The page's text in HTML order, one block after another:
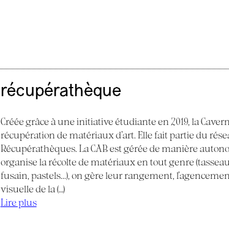
récupérathèque
Créée grâce à une initiative étudiante en 2019, la
récupération de matériaux d’art. Elle fait partie du
Récupérathèques. La CAB est gérée de manière
organise la récolte de matériaux en tout genre
fusain, pastels...), on gère leur rangement,
visuelle de la (…)
Lire plus